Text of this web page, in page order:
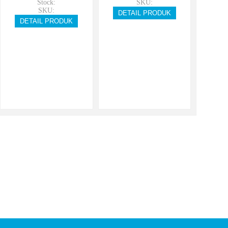
Stock:
SKU:
DETAIL PRODUK
SKU:
DETAIL PRODUK